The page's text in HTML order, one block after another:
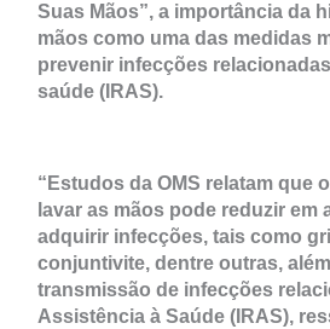
Suas Mãos”, a importância da
mãos como uma das medidas
prevenir infecções
saúde (IRAS).
“Estudos da OMS relatam que
lavar as mãos pode reduzir em
adquirir infecções, tais como
conjuntivite, dentre outras,
transmissão de infecções
Assistência à Saúde (IRAS),